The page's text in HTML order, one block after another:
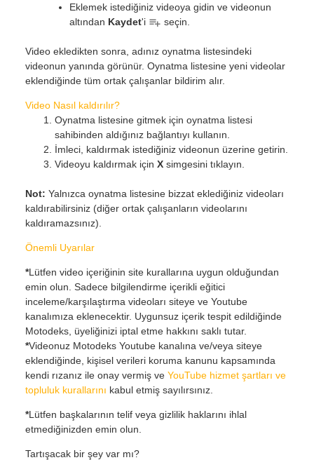
Eklemek istediğiniz videoya gidin ve videonun
altından Kaydet'i seçin.
Video ekledikten sonra, adınız oynatma listesindeki
videonun yanında görünür. Oynatma listesine yeni videolar
eklendiğinde tüm ortak çalışanlar bildirim alır.
Video Nasıl kaldırılır?
Oynatma listesine gitmek için oynatma listesi
sahibinden aldığınız bağlantıyı kullanın.
İmleci, kaldırmak istediğiniz videonun üzerine getirin.
Videoyu kaldırmak için Xsimgesini tıklayın.
Not: Yalnızca oynatma listesine bizzat eklediğiniz videoları
kaldırabilirsiniz (diğer ortak çalışanların videolarını
kaldıramazsınız).
Önemli Uyarılar
*Lütfen video içeriğinin site kurallarına uygun olduğundan
emin olun. Sadece bilgilendirme içerikli eğitici
inceleme/karşılaştırma videoları siteye ve Youtube
kanalımıza eklenecektir. Uygunsuz içerik tespit edildiğinde
Motodeks, üyeliğinizi iptal etme hakkını saklı tutar.
*Videonuz Motodeks Youtube kanalına ve/veya siteye
eklendiğinde, kişisel verileri koruma kanunu kapsamında
kendi rızanız ile onay vermiş ve YouTube hizmet şartları ve
topluluk kurallarını kabul etmiş sayılırsınız.
*Lütfen başkalarının telif veya gizlilik haklarını ihlal
etmediğinizden emin olun.
Tartışacak bir şey var mı?